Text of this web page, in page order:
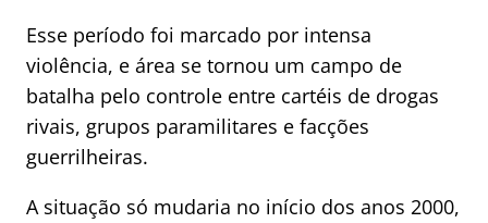
Esse período foi marcado por intensa
violência, e área se tornou um campo de
batalha pelo controle entre cartéis de drogas
rivais, grupos paramilitares e facções
guerrilheiras.
A situação só mudaria no início dos anos 2000,